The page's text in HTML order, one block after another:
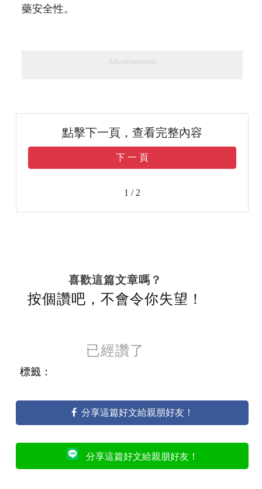
藥安全性。
Advertisements
點擊下一頁，查看完整內容
下 一 頁
1 / 2
喜歡這篇文章嗎？
按個讚吧，不會令你失望！
已經讚了
標籤：
分享這篇好文給親朋好友！
分享這篇好文給親朋好友！